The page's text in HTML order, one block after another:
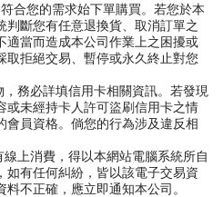
合您的需求始下單購買。若您於本
斷您有任意退換貨、取消訂單之
適當而造成本公司作業上之困擾或
取拒絕交易、暫停或永久終止對您
務必詳填信用卡相關資訊。若發現
或未經持卡人許可盜刷信用卡之情
會員資格。倘您的行為涉及違反相
上消費，得以本網站電腦系統所自
如有任何糾紛，皆以該電子交易資
不正確，應立即通知本公司。